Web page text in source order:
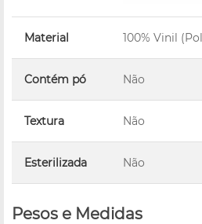
Material 100% Vinil
Contém pó Não
Textura Não
Esterilizada Não
Pesos e Medidas